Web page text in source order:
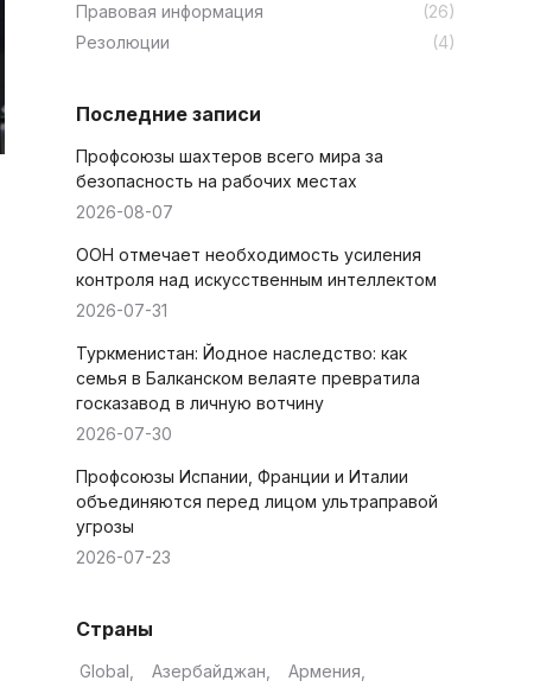
Правовая информация
(26)
Резолюции
(4)
Последние записи
Профсоюзы шахтеров всего мира за
безопасность на рабочих местах
2026-08-07
ООН отмечает необходимость усиления
контроля над искусственным интеллектом
2026-07-31
Туркменистан: Йодное наследство: как
семья в Балканском велаяте превратила
госказавод в личную вотчину
2026-07-30
Профсоюзы Испании, Франции и Италии
объединяются перед лицом ультраправой
угрозы
2026-07-23
Страны
Global Азербайджан
Армения